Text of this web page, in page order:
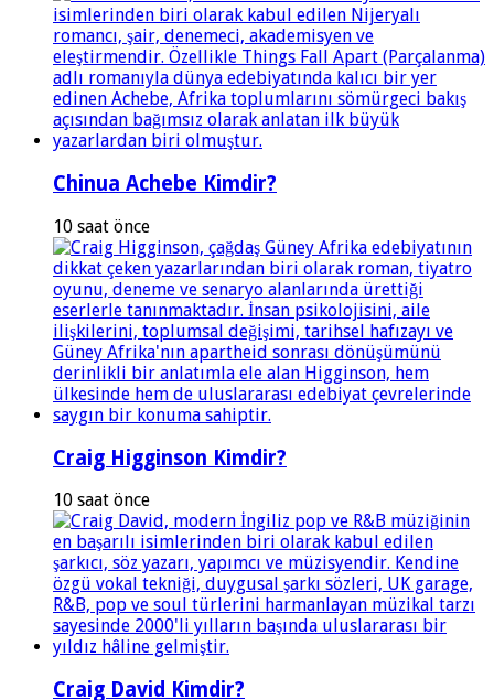
Chinua Achebe Kimdir?
10 saat önce
Craig Higginson Kimdir?
10 saat önce
Craig David Kimdir?